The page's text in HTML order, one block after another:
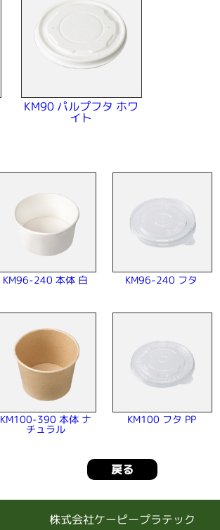
KM90 パルプフタ ホワ
イト
KM96-240 本体 白 KM96-240 フタ
KM100-390 本体 ナ
チュラル
KM100 フタ PP
戻る
株式会社ケーピープラテック